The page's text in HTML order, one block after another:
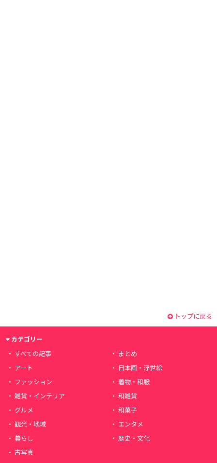
トップに戻る
カテゴリー
すべての記事
まとめ
アート
日本画・浮世絵
ファッション
着物・和服
雑貨・インテリア
和雑貨
グルメ
和菓子
観光・地域
エンタメ
暮らし
歴史・文化
古写真